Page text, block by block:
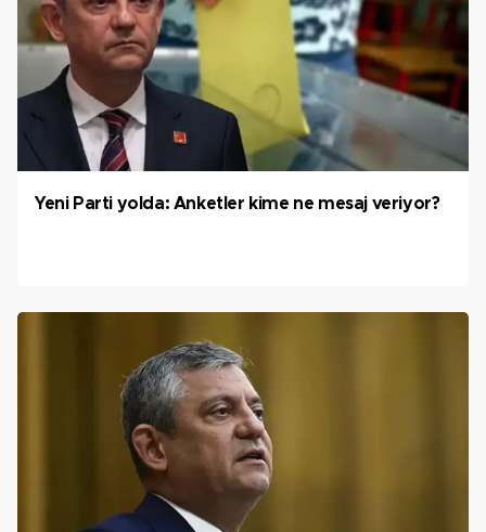
Yeni Parti yolda: Anketler kime ne mesaj veriyor?